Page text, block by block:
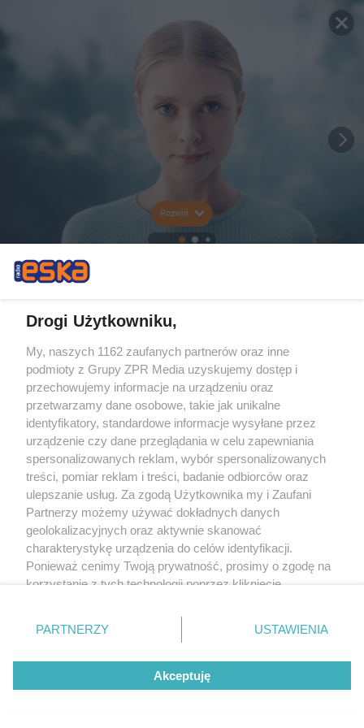
Rozwiń
Drogi Użytkowniku,
My, naszych 1162 zaufanych partnerów oraz inne
podmioty z Grupy ZPR Media uzyskujemy dostęp i
przechowujemy informacje na urządzeniu oraz
przetwarzamy dane osobowe, takie jak unikalne
identyfikatory, standardowe informacje wysyłane przez
urządzenie czy dane przeglądania w celu zapewniania
spersonalizowanych reklam, wybór spersonalizowanych
treści, pomiar reklam i treści, badanie odbiorców oraz
ulepszanie usług. Za zgodą Użytkownika my i Zaufani
Partnerzy możemy używać dokładnych danych
geolokalizacyjnych oraz aktywnie skanować
charakterystykę urządzenia do celów identyfikacji.
Ponieważ cenimy Twoją prywatność, prosimy o zgodę na
korzystanie z tych technologii poprzez kliknięcie
zmienić/wycofać klikając przycisk ustawień prywatności
znajdujący się w lewym dolnym rogu strony
rodzaje przetwarzania danych nie wymagają zgody
użytkownika, ale masz prawo sprzeciwić się takiemu
przetwarzaniu. Preferencje będą miały zastosowanie tylko
PARTNERZY USTAWIENIA
Akceptuję